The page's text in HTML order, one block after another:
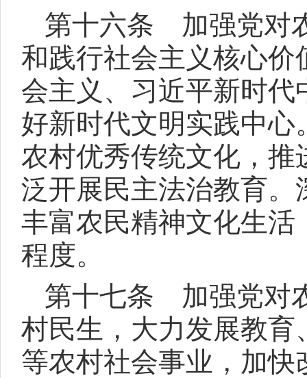
第十六条 加强党对
和践行社会主义核心
会主义、习近平新时
好新时代文明实践中
农村优秀传统文化，
泛开展民主法治教育
丰富农民精神文化生
程度。
第十七条 加强党对
村民生，大力发展教
等农村社会事业，加